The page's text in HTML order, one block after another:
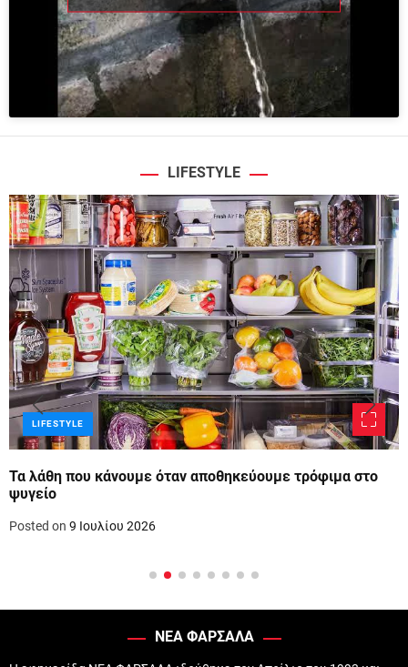
LIFESTYLE
LIFESTYLE
Τα λάθη που κάνουμε όταν αποθηκεύουμε τρόφιμα στο
ψυγείο
Posted on 9 Ιουλίου 2026
ΝΕΑ ΦΑΡΣΑΛΑ